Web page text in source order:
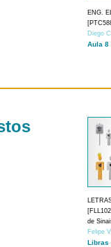
ENG.
Diego
Aula 8
de
Felipe
Libras